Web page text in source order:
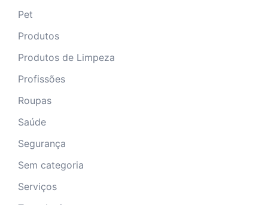
Pet
Produtos
Produtos de Limpeza
Profissões
Roupas
Saúde
Segurança
Sem categoria
Serviços